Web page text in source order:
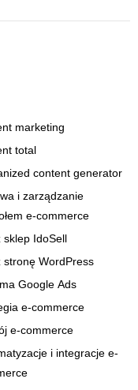
marketing
total
content generator
i zarządzanie
e-commerce
sklep IdoSell
stronę WordPress
Google Ads
e-commerce
e-commerce
i integracje e-